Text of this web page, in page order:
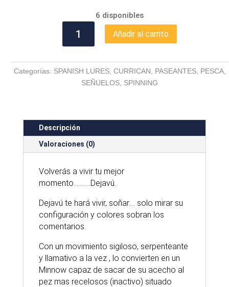
6 disponibles
cantidad
Añadir al carrito
Categorías: SPANISH LURES, CURRICAN PASEANTES, PESCA,
SEÑUELOS SPINNING
Descripción
Valoraciones (0)
Volverás a vivir tu mejor
momento………..Dejavú.
Dejavú te hará vivir, soñar…. solo mirar su
configuración y colores sobran los
comentarios.
Con un movimiento sigiloso, serpenteante
y llamativo a la vez , lo convierten en un
Minnow capaz de sacar de su acecho al
pez mas recelosos (inactivo) situado